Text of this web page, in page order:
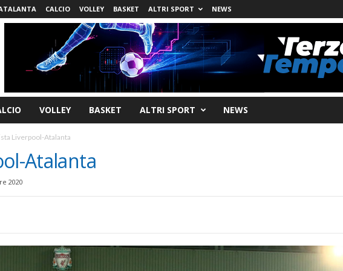
CALCIO VOLLEY BASKET ALTRI SPORT NEWS
VOLLEY BASKET ALTRI SPORT NEWS
Liverpool-Atalanta
Atalanta
2020